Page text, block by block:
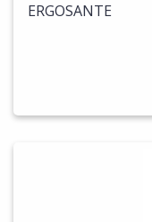
ERGOSANTE